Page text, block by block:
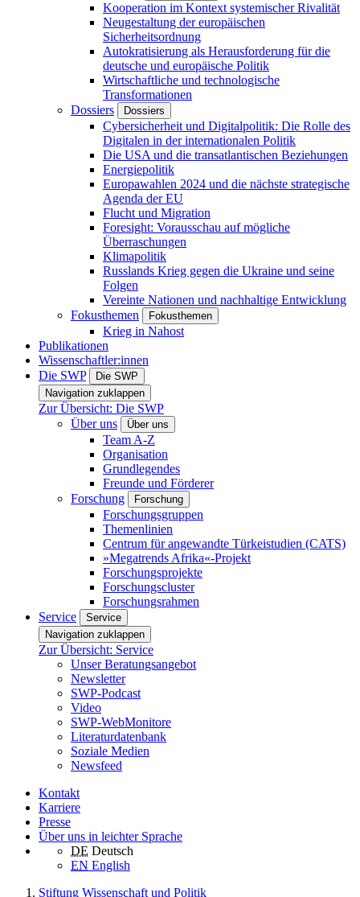
Kooperation im Kontext systemischer Rivalität
Neugestaltung der europäischen
Sicherheitsordnung
Autokratisierung als Herausforderung für die
deutsche und europäische Politik
Wirtschaftliche und technologische
Transformationen
Dossiers
Dossiers
Cybersicherheit und Digitalpolitik: Die Rolle des
Digitalen in der internationalen Politik
Die USA und die transatlantischen Beziehungen
Energiepolitik
Europawahlen 2024 und die nächste strategische
Agenda der EU
Flucht und Migration
Foresight: Vorausschau auf mögliche
Überraschungen
Klimapolitik
Russlands Krieg gegen die Ukraine und seine
Folgen
Vereinte Nationen und nachhaltige Entwicklung
Fokusthemen
Fokusthemen
Krieg in Nahost
Publikationen
Wissenschaftler:innen
Die SWP
Die SWP
Navigation zuklappen
Zur Übersicht: Die SWP
Über uns
Über uns
Team A-Z
Organisation
Grundlegendes
Freunde und Förderer
Forschung
Forschung
Forschungsgruppen
Themenlinien
Centrum für angewandte Türkeistudien (CATS)
»Megatrends Afrika«-Projekt
Forschungsprojekte
Forschungscluster
Forschungsrahmen
Service
Service
Navigation zuklappen
Zur Übersicht: Service
Unser Beratungsangebot
Newsletter
SWP-Podcast
Video
SWP-WebMonitore
Literaturdatenbank
Soziale Medien
Newsfeed
Kontakt
Karriere
Presse
Über uns in leichter Sprache
DE Deutsch
EN English
Stiftung Wissenschaft und Politik